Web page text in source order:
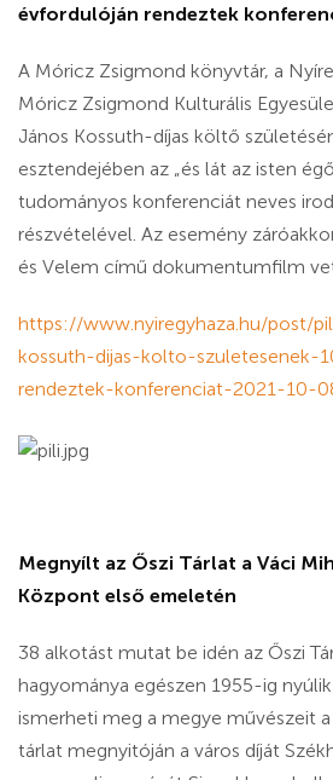
évfordulóján rendeztek
A Móricz Zsigmond könyvtár, a
Móricz Zsigmond Kulturális
János Kossuth-díjas költő
esztendejében az „és lát az isten
tudományos konferenciát neves
részvételével. Az esemény
és Velem című dokumentumfilm
https://www.nyiregyhaza.hu/post/
kossuth-dijas-kolto-szuletesenek-
rendeztek-konferenciat-2021-10-
Megnyílt az Őszi Tárlat a Váci
Központ első emeletén
38 alkotást mutat be idén az Őszi
hagyománya egészen 1955-ig
ismerheti meg a megye művészeit
tárlat megnyitóján a város díját